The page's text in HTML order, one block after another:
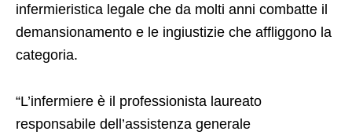
infermieristica legale che da molti anni combatte il
demansionamento e le ingiustizie che affliggono la
categoria.
“L’infermiere è il professionista laureato
responsabile dell’assistenza generale